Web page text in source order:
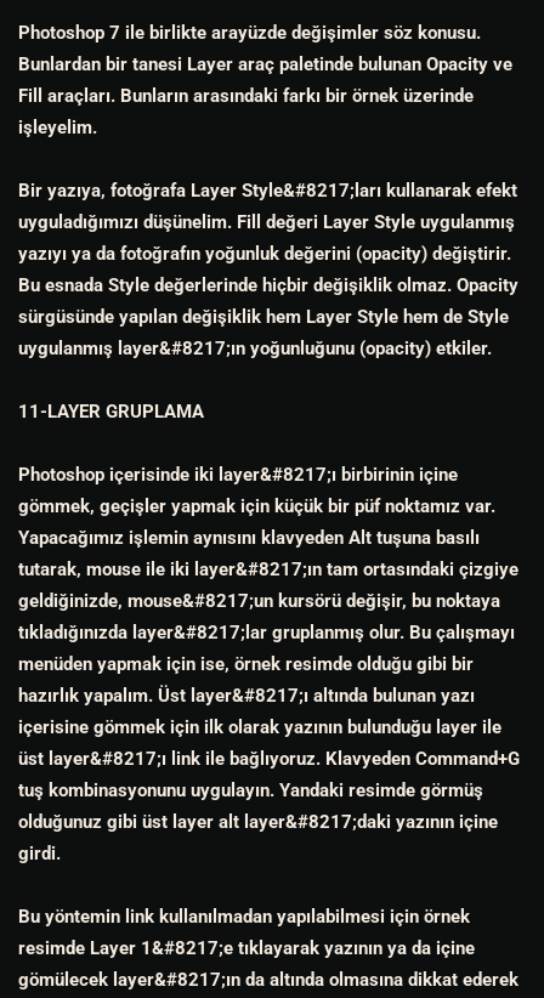
Photoshop 7 ile birlikte arayüzde değişimler söz konusu.
Bunlardan bir tanesi Layer araç paletinde bulunan Opacity ve
Fill araçları. Bunların arasındaki farkı bir örnek üzerinde
işleyelim.
Bir yazıya, fotoğrafa Layer Style&#8217;ları kullanarak efekt
uyguladığımızı düşünelim. Fill değeri Layer Style uygulanmış
yazıyı ya da fotoğrafın yoğunluk değerini (opacity) değiştirir.
Bu esnada Style değerlerinde hiçbir değişiklik olmaz. Opacity
sürgüsünde yapılan değişiklik hem Layer Style hem de Style
uygulanmış layer&#8217;ın yoğunluğunu (opacity) etkiler.
11-LAYER GRUPLAMA
Photoshop içerisinde iki layer&#8217;ı birbirinin içine
gömmek, geçişler yapmak için küçük bir püf noktamız var.
Yapacağımız işlemin aynısını klavyeden Alt tuşuna basılı
tutarak, mouse ile iki layer&#8217;ın tam ortasındaki çizgiye
geldiğinizde, mouse&#8217;un kursörü değişir, bu noktaya
tıkladığınızda layer&#8217;lar gruplanmış olur. Bu çalışmayı
menüden yapmak için ise, örnek resimde olduğu gibi bir
hazırlık yapalım. Üst layer&#8217;ı altında bulunan yazı
içerisine gömmek için ilk olarak yazının bulunduğu layer ile
üst layer&#8217;ı link ile bağlıyoruz. Klavyeden Command+G
tuş kombinasyonunu uygulayın. Yandaki resimde görmüş
olduğunuz gibi üst layer alt layer&#8217;daki yazının içine
girdi.
Bu yöntemin link kullanılmadan yapılabilmesi için örnek
resimde Layer 1&#8217;e tıklayarak yazının ya da içine
gömülecek layer&#8217;ın da altında olmasına dikkat ederek